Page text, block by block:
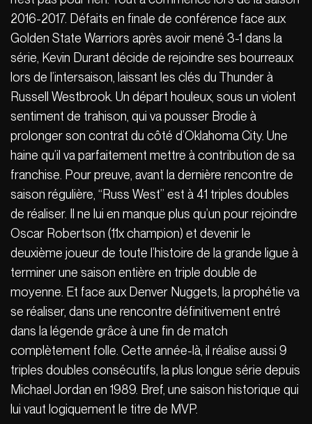
2016-2017. Défaits en finale de conférence face aux
Golden State Warriors après avoir mené 3-1 dans la
série, Kevin Durant décide de rejoindre ses bourreaux
lors de l’intersaison, laissant les clés du Thunder à
Russell Westbrook. Un départ houleux, sous un violent
sentiment de trahison, qui va pousser Brodie à
prolonger son contrat du côté d’Oklahoma City. Une
haine qu’il va parfaitement mettre à contribution de sa
franchise. Pour preuve, avant la dernière rencontre de
saison régulière, “Russ West” est à 41 triples doubles
de réaliser. Il ne lui en manque plus qu’un pour rejoindre
Oscar Robertson (11x champion) et devenir le
deuxième joueur de toute l’histoire de la grande ligue à
terminer une saison entière en triple double de
moyenne. Et face aux Denver Nuggets, la prophétie va
se réaliser, dans une rencontre définitivement entré
dans la légende grâce à une fin de match
complètement folle. Cette année-là, il réalise aussi 9
triples doubles consécutifs, la plus longue série depuis
Michael Jordan en 1989. Bref, une saison historique qui
lui vaut logiquement le titre de MVP.